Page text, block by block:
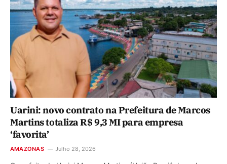
Uarini: novo contrato na Prefeitura de Marcos
Martins totaliza R$ 9,3 MI para empresa
‘favorita’
AMAZONAS Julho 28, 2026